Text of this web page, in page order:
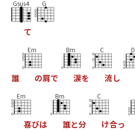
Gsus4
て
G
誰
Em
の肩で
Bm
涙を
C
流し
D
Em
喜びは
Bm
誰と分
C
け合っ